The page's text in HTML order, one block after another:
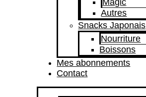
Magic
Autres
Snacks Japonais
Nourriture
Boissons
Mes abonnements
Contact